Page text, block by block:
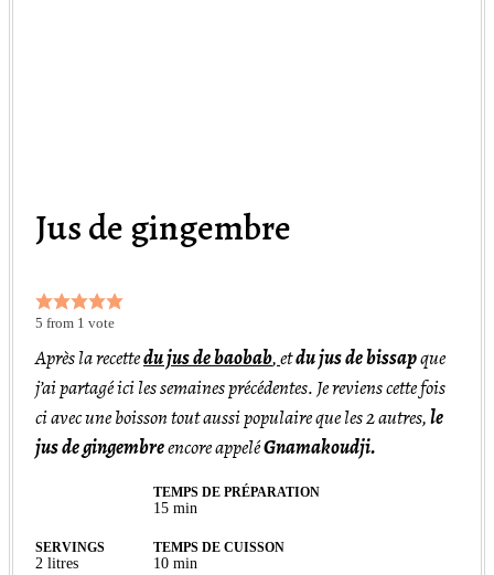
Jus de gingembre
5 from 1 vote
Après la recettedu jus de baobab,etdu jus de bissapque
j’ai partagé ici les semaines précédentes. Je reviens cette fois
ci avec une boisson tout aussi populaire que les 2 autres,le
jus de gingembreencore appeléGnamakoudji.
SERVINGS
2 litres
TEMPS DE PRÉPARATION
15minutes
min
TEMPS DE CUISSON
10minutes
min